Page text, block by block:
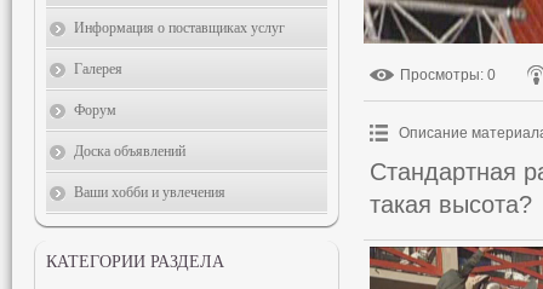
Просмотры: 0
Описание
Стандартная
такая высота?
Информация о поставщиках услуг
Галерея
Форум
Доска объявлений
Ваши хобби и увлечения
КАТЕГОРИИ РАЗДЕЛА